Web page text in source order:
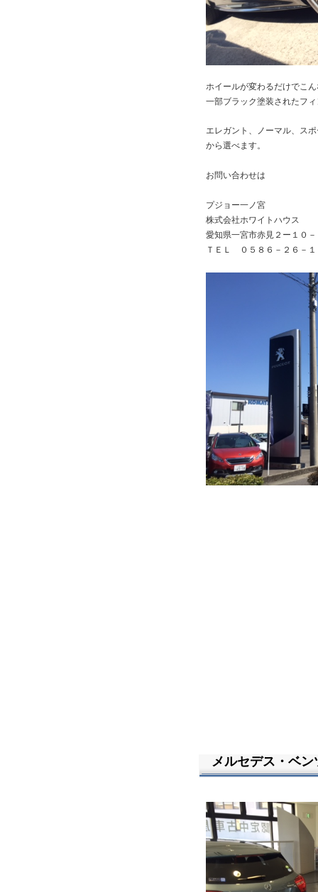
ホイールが変わるだけでこ
一部ブラック塗装されたフ
エレガント、ノーマル、ス
から選べます。
お問い合わせは
プジョー一ノ宮
株式会社ホワイトハウス
愛知県一宮市赤見２ー１０
ＴＥＬ ０５８６－２６－１
メルセデス・ベ